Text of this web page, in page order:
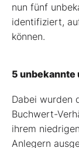
nun fünf
identifiziert,
können.
5
Dabei wurden
Buchwert-
ihrem
Anlegern